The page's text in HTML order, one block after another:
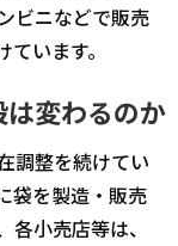
ビニなどで販売
います。
変わるのか
調整を続けてい
袋を製造・販売
小売店等は、